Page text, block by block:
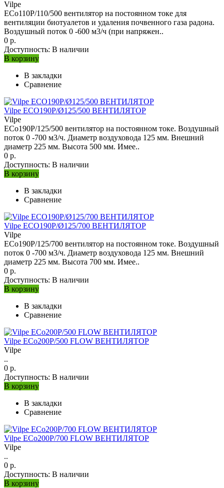
Vilpe
ECo110P/110/500 вентилятор на постоянном токе для
вентиляции биотуалетов и удаления почвенного газа радона.
Воздушный поток 0 -600 м3/ч (при напряжен..
0 р.
Доступность: В наличии
В корзину
В закладки
Сравнение
Vilpe ECO190P/Ø125/500 ВЕНТИЛЯТОР
Vilpe
ECo190Р/125/500 вентилятор на постоянном токе. Воздушный
поток 0 -700 м3/ч. Диаметр воздуховода 125 мм. Внешний
диаметр 225 мм. Высота 500 мм. Имее..
0 р.
Доступность: В наличии
В корзину
В закладки
Сравнение
Vilpe ECO190P/Ø125/700 ВЕНТИЛЯТОР
Vilpe
ECo190Р/125/700 вентилятор на постоянном токе. Воздушный
поток 0 -700 м3/ч. Диаметр воздуховода 125 мм. Внешний
диаметр 225 мм. Высота 700 мм. Имее..
0 р.
Доступность: В наличии
В корзину
В закладки
Сравнение
Vilpe ECo200P/500 FLOW ВЕНТИЛЯТОР
Vilpe
..
0 р.
Доступность: В наличии
В корзину
В закладки
Сравнение
Vilpe ECo200P/700 FLOW ВЕНТИЛЯТОР
Vilpe
..
0 р.
Доступность: В наличии
В корзину